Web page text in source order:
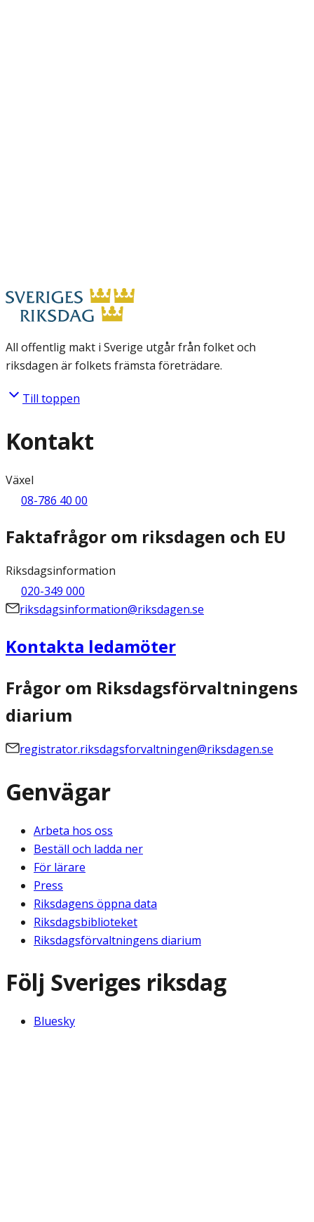
All offentlig makt i Sverige utgår från folket och
riksdagen är folkets främsta företrädare.
Till toppen
Kontakt
Växel
08-786 40 00
Faktafrågor om riksdagen och EU
Riksdagsinformation
020-349 000
riksdagsinformation@riksdagen.se
Kontakta ledamöter
Frågor om Riksdagsförvaltningens
diarium
registrator.riksdagsforvaltningen@riksdagen.se
Genvägar
Arbeta hos oss
Beställ och ladda ner
För lärare
Press
Riksdagens öppna data
Riksdagsbiblioteket
Riksdagsförvaltningens diarium
Följ Sveriges riksdag
Bluesky